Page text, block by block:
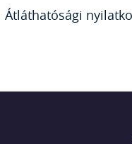
Átláthatósági